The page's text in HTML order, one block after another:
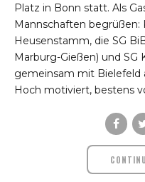
Platz in Bonn statt. Als
Mannschaften begrüßen:
Heusenstamm, die SG
Marburg-Gießen) und SG
gemeinsam mit Bielefeld
Hoch motiviert, bestens